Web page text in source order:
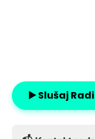
▶️ Slušaj